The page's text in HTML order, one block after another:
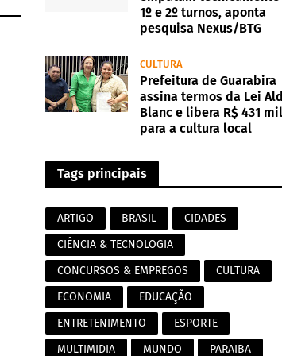
1º e 2º turnos, aponta
pesquisa Nexus/BTG
CULTURA
Prefeitura de Guarabira
assina termos da Lei
Blanc e libera R$ 431 mil
para a cultura local
Tags principais
ARTIGO BRASIL
CIDADES
CIÊNCIA & TECNOLOGIA
CONCURSOS & EMPREGOS
CULTURA
ECONOMIA
EDUCAÇÃO
ENTRETENIMENTO
ESPORTE
MULTIMIDIA
MUNDO PARAIBA